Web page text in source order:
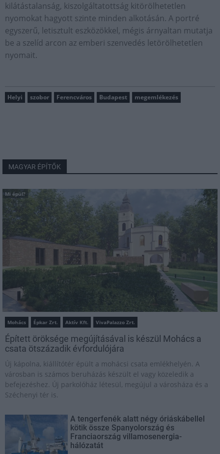
kilátástalanság, kiszolgáltatottság kitörölhetetlen
nyomokat hagyott szinte minden alkotásán. A portré
egyszerű, letisztult eszközökkel, mégis árnyaltan mutatja
be a szelíd arcon az emberi szenvedés letörölhetetlen
nyomait.
Helyi szobor Ferencváros Budapest megemlékezés
MAGYAR ÉPÍTŐK
Mi épül?
Mohács Épkar Zrt. Aktív Kft. VivaPalazzo Zrt.
Épített öröksége megújításával is készül Mohács a
csata ötszázadik évfordulójára
Új kápolna, kiállítótér épült a mohácsi csata emlékhelyén. A
városban is számos beruházás készült el vagy közeledik a
befejezéshez. Új parkolóház létesül, megújul a városháza és a
Széchenyi tér is.
A tengerfenék alatt négy óriáskábellel
kötik össze Spanyolország és
Franciaország villamosenergia-
hálózatát